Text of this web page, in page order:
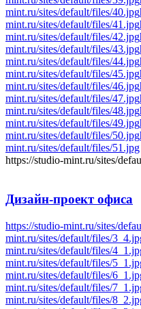
mint.ru/sites/default/files/40.jpg
mint.ru/sites/default/files/41.jpg
mint.ru/sites/default/files/42.jpg
mint.ru/sites/default/files/43.jpg
mint.ru/sites/default/files/44.jpg
mint.ru/sites/default/files/45.jpg
mint.ru/sites/default/files/46.jpg
mint.ru/sites/default/files/47.jpg
mint.ru/sites/default/files/48.jpg
mint.ru/sites/default/files/49.jpg
mint.ru/sites/default/files/50.jpg
mint.ru/sites/default/files/51.jpg
https://studio-mint.ru/sites/
Дизайн-проектофиса
https://studio-mint.ru/sites/
mint.ru/sites/default/files/
mint.ru/sites/default/files/
mint.ru/sites/default/files/
mint.ru/sites/default/files/
mint.ru/sites/default/files/
mint.ru/sites/default/files/